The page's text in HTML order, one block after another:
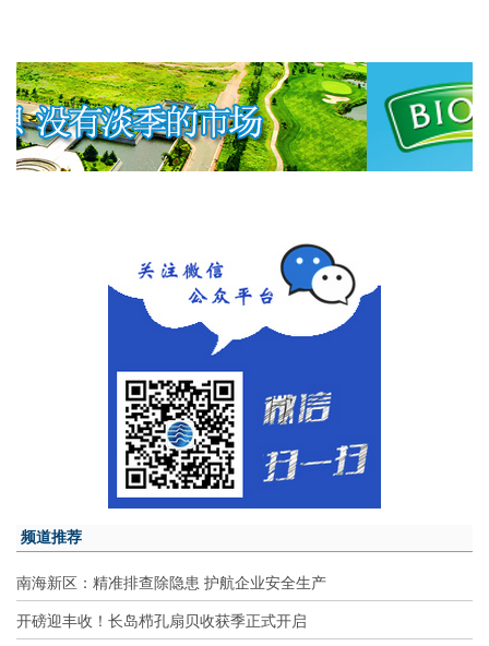
频道推荐
南海新区：精准排查除隐患 护航企业安全生产
开磅迎丰收！长岛栉孔扇贝收获季正式开启